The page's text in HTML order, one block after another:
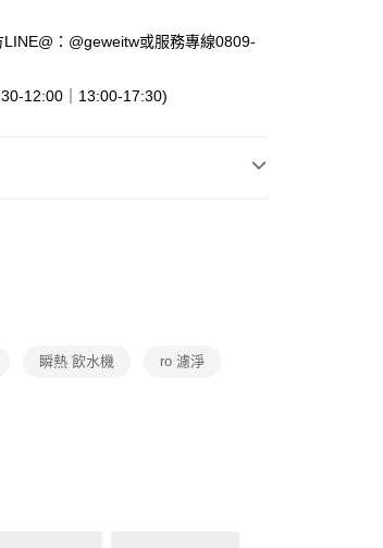
中國信託商業銀行
星展（台灣）商業銀行
：@geweitw或服務專線0809-
12:00｜13:00-17:30)
瞬熱 飲水機 ro 濾淨